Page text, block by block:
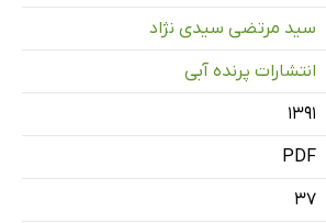
سید مرتضی سیدی نژاد
انتشارات پرنده آبی
۱۳۹۱
PDF
37